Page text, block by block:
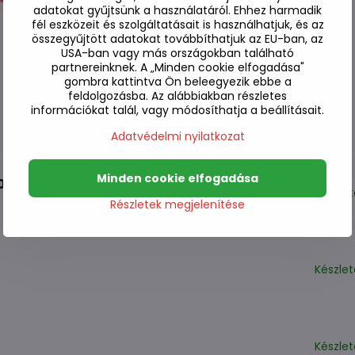
adatokat gyűjtsünk a használatáról. Ehhez harmadik
fél eszközeit és szolgáltatásait is használhatjuk, és az
összegyűjtött adatokat továbbíthatjuk az EU-ban, az
USA-ban vagy más országokban található
partnereinknek. A „Minden cookie elfogadása"
gombra kattintva Ön beleegyezik ebbe a
feldolgozásba. Az alábbiakban részletes
információkat talál, vagy módosíthatja a beállításait.
Adatvédelmi nyilatkozat
Részletek megjelenítése
Minden cookie elfogadása